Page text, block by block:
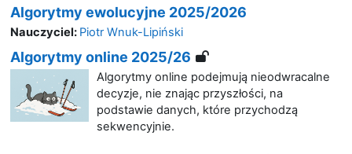
Algorytmy ewolucyjne 2025/2026
Nauczyciel: Piotr Wnuk-Lipiński
Algorytmy online 2025/26
Algorytmy online podejmują nieodwracalne
decyzje, nie znając przyszłości, na
podstawie danych, które przychodzą
sekwencyjnie.